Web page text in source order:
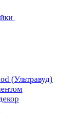
(Ультравуд)